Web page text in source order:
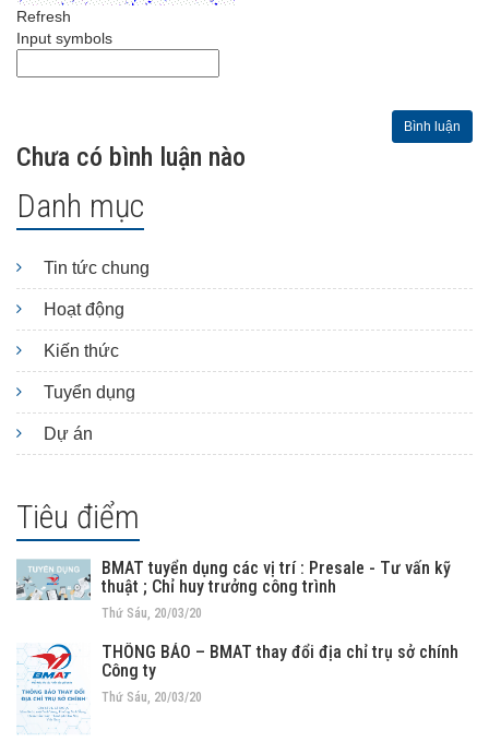
Refresh
Input symbols
Bình luận
Chưa có bình luận nào
Danh mục
Tin tức chung
Hoạt động
Kiến thức
Tuyển dụng
Dự án
Tiêu điểm
BMAT tuyển dụng các vị trí : Presale - Tư vấn kỹ
thuật ; Chỉ huy trưởng công trình
Thứ Sáu, 20/03/20
THÔNG BÁO – BMAT thay đổi địa chỉ trụ sở chính
Công ty
Thứ Sáu, 20/03/20